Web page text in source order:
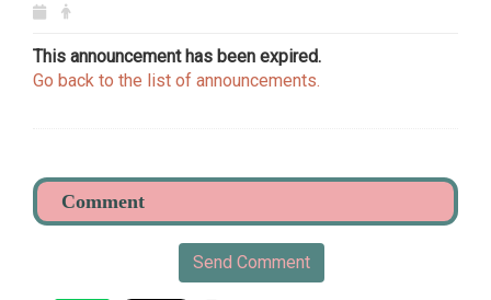
This announcement has been expired.
Go back to the list of announcements.
Send Comment